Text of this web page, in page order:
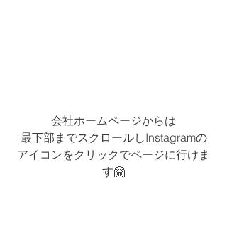
会社ホームページからは
最下部までスクロールしInstagramの
アイコンをクリックでページに行けま
す🤗